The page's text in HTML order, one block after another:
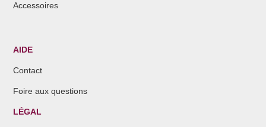
Accessoires
AIDE
Contact
Foire aux questions
LÉGAL